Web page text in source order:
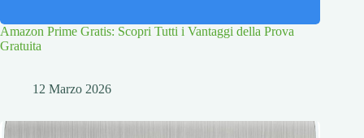
Amazon Prime Gratis: Scopri Tutti i Vantaggi della Prova
Gratuita
12 Marzo 2026